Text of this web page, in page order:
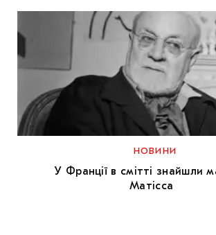
НОВИНИ
У Франції в смітті знайшли
Матісса